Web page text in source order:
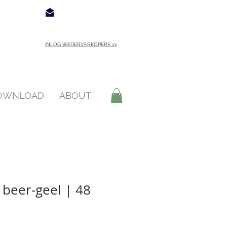
INLOG WEDERVERKOPERS >>
ABOUT
geel | 48